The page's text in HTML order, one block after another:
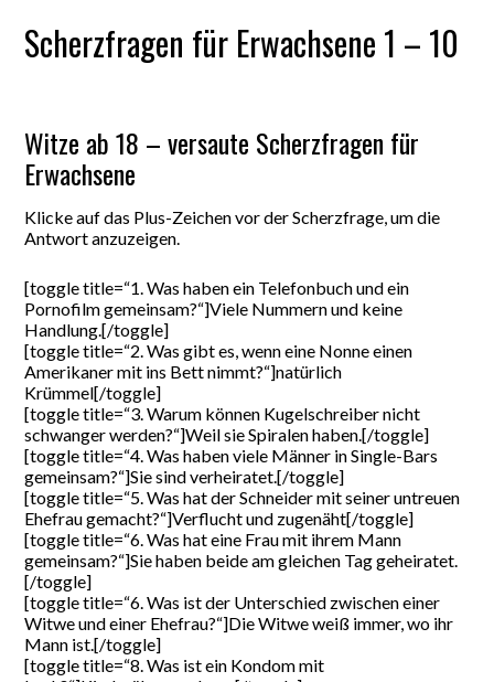
Scherzfragen für Erwachsene 1 – 10
Witze ab 18 – versaute Scherzfragen für
Erwachsene
Klicke auf das Plus-Zeichen vor der Scherzfrage, um die
Antwort anzuzeigen.
[toggle title=“1. Was haben ein Telefonbuch und ein
Pornofilm gemeinsam?“]Viele Nummern und keine
Handlung.[/toggle]
[toggle title=“2. Was gibt es, wenn eine Nonne einen
Amerikaner mit ins Bett nimmt?“]natürlich
Krümmel[/toggle]
[toggle title=“3. Warum können Kugelschreiber nicht
schwanger werden?“]Weil sie Spiralen haben.[/toggle]
[toggle title=“4. Was haben viele Männer in Single-Bars
gemeinsam?“]Sie sind verheiratet.[/toggle]
[toggle title=“5. Was hat der Schneider mit seiner untreuen
Ehefrau gemacht?“]Verflucht und zugenäht[/toggle]
[toggle title=“6. Was hat eine Frau mit ihrem Mann
gemeinsam?“]Sie haben beide am gleichen Tag geheiratet.
[/toggle]
[toggle title=“6. Was ist der Unterschied zwischen einer
Witwe und einer Ehefrau?“]Die Witwe weiß immer, wo ihr
Mann ist.[/toggle]
[toggle title=“8. Was ist ein Kondom mit